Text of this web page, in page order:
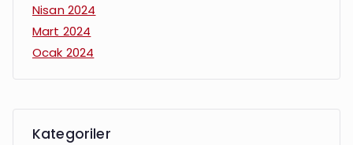
Nisan 2024
Mart 2024
Ocak 2024
Kategoriler